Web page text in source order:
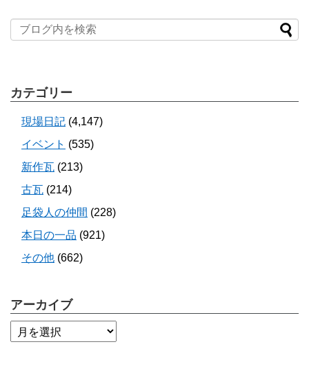
カテゴリー
現場日記 (4,147)
イベント (535)
新作瓦 (213)
古瓦 (214)
足袋人の仲間 (228)
本日の一品 (921)
その他 (662)
アーカイブ